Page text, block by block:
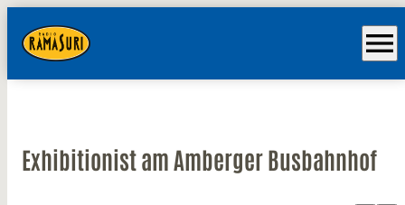
menu
Exhibitionist am Amberger Busbahnhof